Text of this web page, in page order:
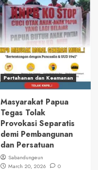
Pertahanan dan Keamanan
Masyarakat Papua
Tegas Tolak
Provokasi Separatis
demi Pembangunan
dan Persatuan
Sabandungeun
March 20, 2026
0